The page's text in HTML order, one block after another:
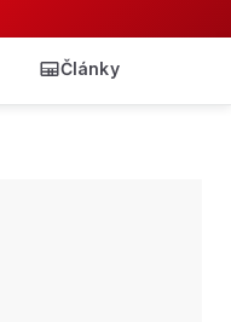
Články